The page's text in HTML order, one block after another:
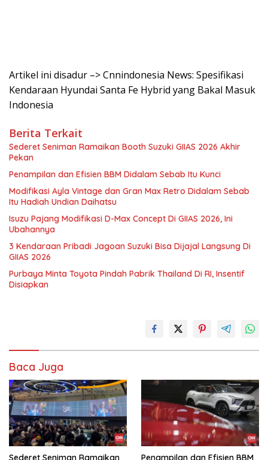
Artikel ini disadur –> Cnnindonesia News: Spesifikasi
Kendaraan Hyundai Santa Fe Hybrid yang Bakal Masuk
Indonesia
Berita Terkait
Sederet Seniman Ramaikan Booth Suzuki GIIAS 2026 Akhir
Pekan
Penampilan dan Efisien BBM Didalam Sebab Itu Kunci
Modifikasi Ayla Vintage dan Gran Max Retro Didalam Sebab
Itu Hadiah Undian Daihatsu
Isuzu Pajang Modifikasi D-Max Concept Di GIIAS 2026, Ini
Ubahannya
3 Kendaraan Pribadi Jagoan Suzuki Bisa Dijajal Langsung Di
GIIAS 2026
Purbaya Minta Toyota Pindah Pabrik Thailand Di RI, Insentif
Disiapkan
Baca Juga
Sederet Seniman Ramaikan Penampilan dan Efisien BBM